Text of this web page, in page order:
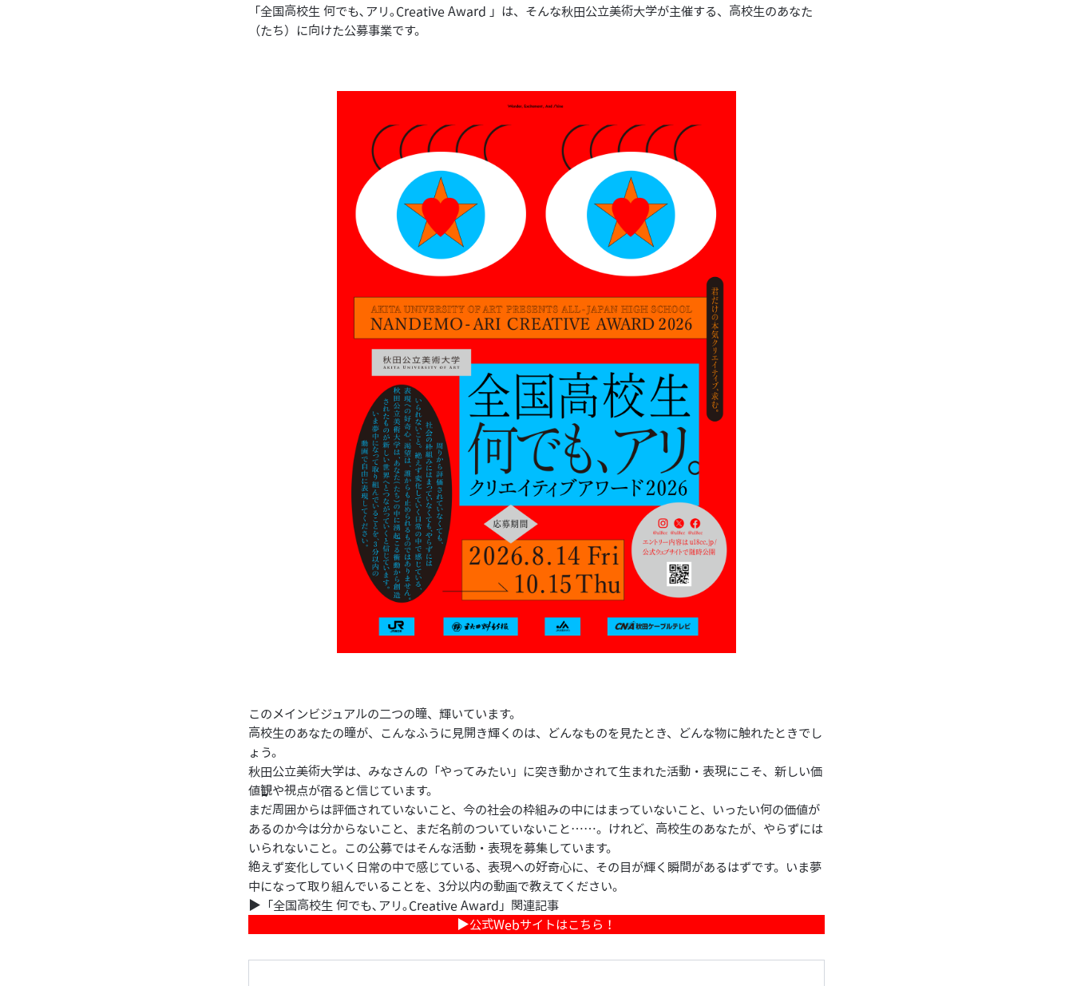
「全国高校生 何でも､アリ｡Creative Award 」は、そんな秋田公立美術大学が主催する、高校生のあなた
（たち）に向けた公募事業です。
このメインビジュアルの二つの瞳、輝いています。
高校生のあなたの瞳が、こんなふうに見開き輝くのは、どんなものを見たとき、どんな物に触れたときでし
ょう。
秋田公立美術大学は、みなさんの「やってみたい」に突き動かされて生まれた活動・表現にこそ、新しい価
値観や視点が宿ると信じています。
まだ周囲からは評価されていないこと、今の社会の枠組みの中にはまっていないこと、いったい何の価値が
あるのか今は分からないこと、まだ名前のついていないこと……。けれど、高校生のあなたが、やらずには
いられないこと。この公募ではそんな活動・表現を募集しています。
絶えず変化していく日常の中で感じている、表現への好奇心に、その目が輝く瞬間があるはずです。いま夢
中になって取り組んでいることを、3分以内の動画で教えてください。
▶︎ 「全国高校生 何でも､アリ｡Creative Award」関連記事
▶︎公式Webサイトはこちら！